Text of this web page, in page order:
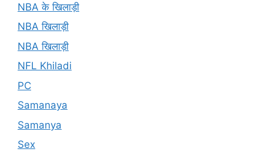
NBA के खिलाड़ी
NBA खिलाड़ी
NBA खिलाड़ी
NFL Khiladi
PC
Samanaya
Samanya
Sex